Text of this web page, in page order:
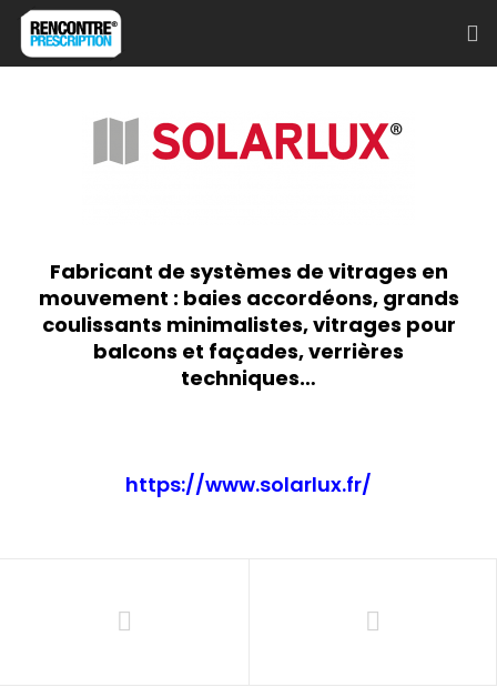
Fabricant de systèmes de vitrages en
mouvement : baies accordéons, grands
coulissants minimalistes, vitrages pour
balcons et façades, verrières
techniques…
https://www.solarlux.fr/